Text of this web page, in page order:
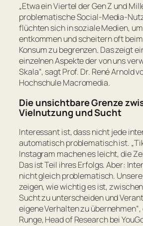
„Etwa ein Viertel der Gen Z und
problematische Social-Media-
flüchten sich in soziale Medien,
entkommen und scheitern oft
Konsum zu begrenzen. Das zeigt
einzelnen Aspekte der von uns
Skala“, sagt Prof. Dr. René Arnold
Hochschule Macromedia.
Die unsichtbare Grenze
Vielnutzung und Sucht
Interessant ist, dass nicht jede
automatisch problematisch ist. „
Instagram machen es leicht, die
Das ist Teil ihres Erfolgs. Aber:
nicht gleich problematisch.
zeigen, wie wichtig es ist,
Sucht zu unterscheiden und
eigene Verhalten zu übernehmen
Runge, Head of Research bei